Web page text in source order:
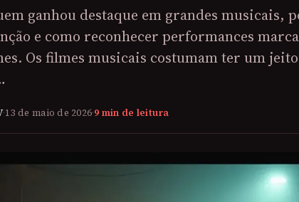
ganhou destaque em grandes musicais,
e como reconhecer performances
Os filmes musicais costumam ter um
·13 de maio de 2026·9 min de leitura